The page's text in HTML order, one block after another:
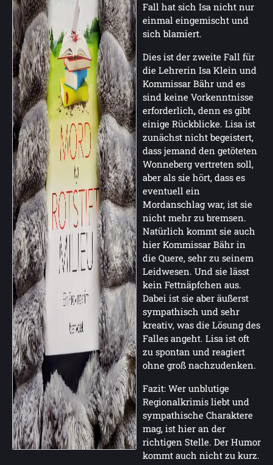
Fall hat sich Isa nicht nur
einmal eingemischt und
sich blamiert.
Dies ist der zweite Fall für
die Lehrerin Isa Klein und
Kommissar Bähr und es
sind keine Vorkenntnisse
erforderlich, denn es gibt
einige Rückblicke. Lisa ist
zunächst nicht begeistert,
dass jemand den getöteten
Wonneberg vertreten soll,
aber als sie hört, dass es
eventuell ein
Mordanschlag war, ist sie
nicht mehr zu bremsen.
Natürlich kommt sie auch
hier Kommissar Bähr in
die Quere, sehr zu seinem
Leidwesen. Und sie lässt
kein Fettnäpfchen aus.
Dabei ist sie aber äußerst
sympathisch und sehr
kreativ, was die Lösung des
Falles angeht. Lisa ist oft
zu spontan und reagiert
ohne groß nachzudenken.
Fazit: Wer unblutige
Regionalkrimis liebt und
sympathische Charaktere
mag, ist hier an der
richtigen Stelle. Der Humor
kommt auch nicht zu kurz.